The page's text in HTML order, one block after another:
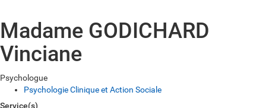
Madame GODICHARD
Vinciane
Psychologue
Psychologie Clinique et Action Sociale
Service(s)